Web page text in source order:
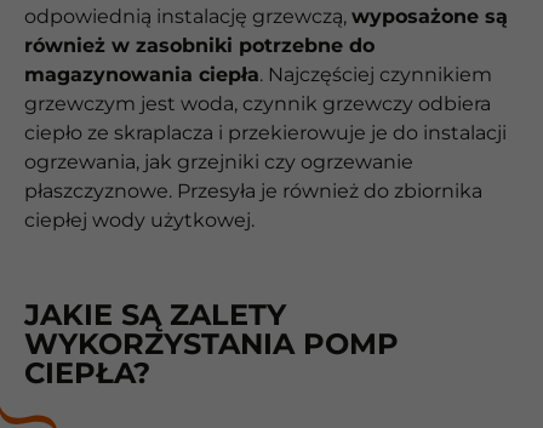
odpowiednią instalację grzewczą, wyposażone są
również w zasobniki potrzebne do
magazynowania ciepła. Najczęściej czynnikiem
grzewczym jest woda, czynnik grzewczy odbiera
ciepło ze skraplacza i przekierowuje je do instalacji
ogrzewania, jak grzejniki czy ogrzewanie
płaszczyznowe. Przesyła je również do zbiornika
ciepłej wody użytkowej.
JAKIE SĄ ZALETY
WYKORZYSTANIA POMP
CIEPŁA?